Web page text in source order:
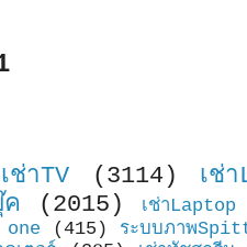
เช่าTV (3114) เช่า
(2015) เช่าLaptop
(415) ระบบภาพ